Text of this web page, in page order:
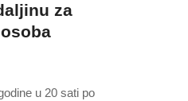
za
u 20 sati po